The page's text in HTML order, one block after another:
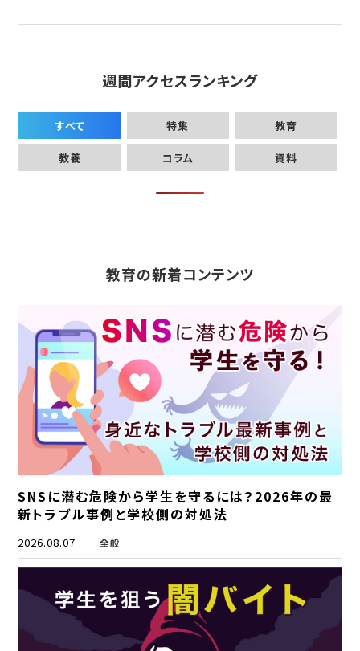
週間アクセスランキング
すべて 特集 教育
教養 コラム 資料
教育の新着コンテンツ
SNSに潜む危険から学生を守るには？2026年の最
新トラブル事例と学校側の対処法
2026.08.07 全般